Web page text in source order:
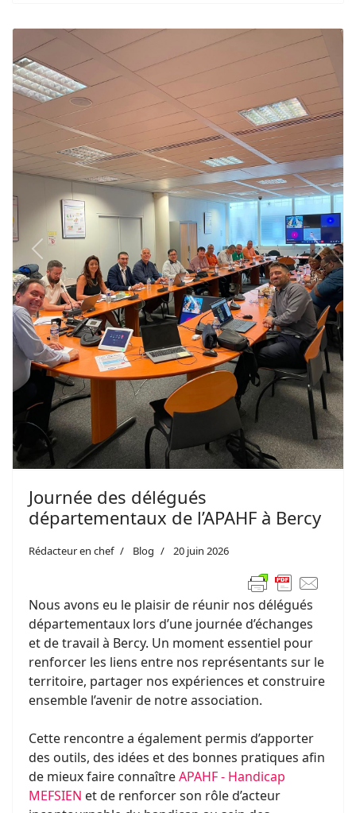
Previous Next
Journée des délégués
départementaux de l’APAHF à Bercy
Rédacteur en chef Blog 20 juin 2026
Nous avons eu le plaisir de réunir nos délégués
départementaux lors d’une journée d’échanges
et de travail à Bercy. Un moment essentiel pour
renforcer les liens entre nos représentants sur le
territoire, partager nos expériences et construire
ensemble l’avenir de notre association.
Cette rencontre a également permis d’apporter
des outils, des idées et des bonnes pratiques afin
de mieux faire connaîtreAPAHF - Handicap
MEFSIEN et de renforcer son rôle d’acteur